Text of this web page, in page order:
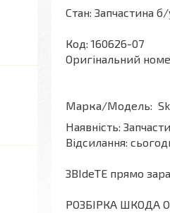
Стан: Запчастина
Код: 160626-07
Оригінальний
Марка/Модель:
Наявність:
Відсилання:
ЗВІdeТЕ прямо
РОЗБІРКА ШКОДА